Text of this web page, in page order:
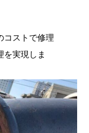
コストで修理
を実現しま